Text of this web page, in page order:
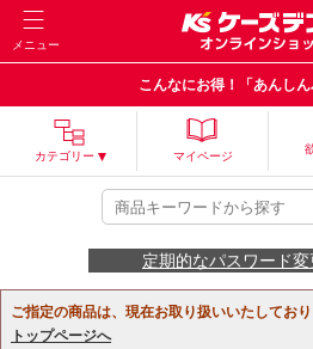
メニュー
こんなにお得！「あんしん
カテゴリー マイページ
定期的なパスワード
ご指定の商品は、現在お取り扱いいたしており
トップページへ